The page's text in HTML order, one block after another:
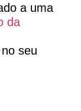
a uma
da
seu